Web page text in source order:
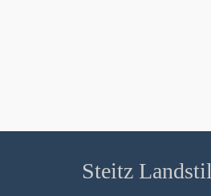
Steitz Landstil